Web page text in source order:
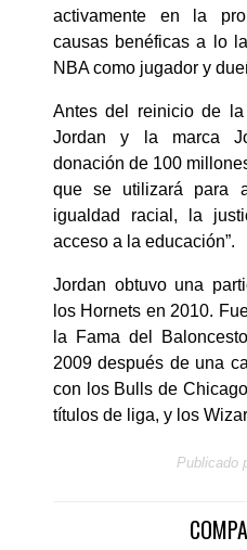
activamente en la
causas benéficas a lo
NBA como jugador y
Antes del reinicio de
Jordan y la marca
donación de 100
que se utilizará para
igualdad racial, la
acceso a la educación”.
Jordan obtuvo una
los Hornets en 2010.
la Fama del
2009 después de una
con los Bulls de
títulos de liga, y los
Publicado